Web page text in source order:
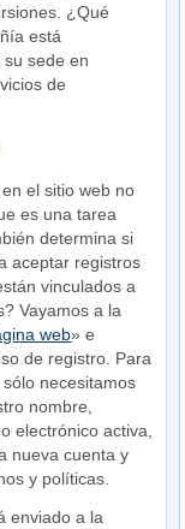
¿Qué
está
sede en
de
el sitio web no
es una tarea
determina si
aceptar registros
vinculados a
Vayamos a la
web» e
de registro. Para
necesitamos
nombre,
electrónico activa,
nueva cuenta y
y políticas.
enviado a la